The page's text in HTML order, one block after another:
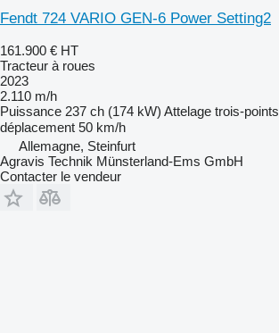
Fendt 724 VARIO GEN-6 Power Setting2
161.900 € HT
Tracteur à roues
2023
2.110 m/h
Puissance 237 ch (174 kW) Attelage trois-points
déplacement 50 km/h
Allemagne, Steinfurt
Agravis Technik Münsterland-Ems GmbH
Contacter le vendeur